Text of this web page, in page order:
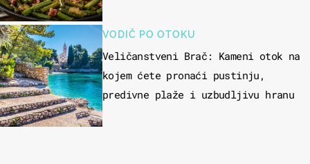
VODIČ PO OTOKU
Veličanstveni Brač: Kameni otok na
kojem ćete pronaći pustinju,
predivne plaže i uzbudljivu hranu